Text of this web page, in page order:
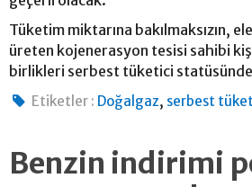
Tüketim miktarına bakılmaksızın,
üreten kojenerasyon tesisi sahibi
birlikleri serbest tüketici
Etiketler : Doğalgaz, serbest
Benzin indirimi